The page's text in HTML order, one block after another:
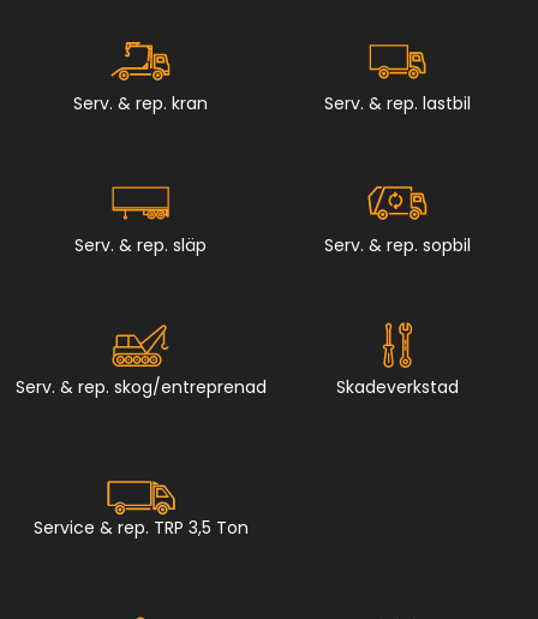
Serv. & rep. kran Serv. & rep. lastbil
Serv. & rep. släp Serv. & rep. sopbil
Serv. & rep. skog/entreprenad Skadeverkstad
Service & rep. TRP 3,5 Ton